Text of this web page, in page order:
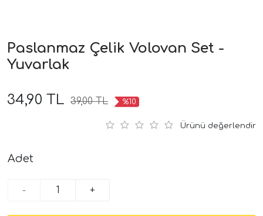
Paslanmaz Çelik Volovan Set -
Yuvarlak
34,90 TL 39,00 TL %10
Ürünü değerlendir
Adet
- +